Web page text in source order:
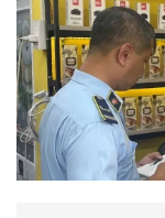
EXPOSICIÓN
ENTREVISTA